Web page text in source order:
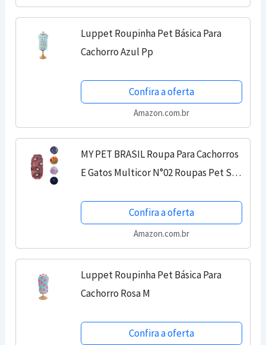
Luppet Roupinha Pet Básica Para
Cachorro Azul Pp
Confira a oferta
Amazon.com.br
MY PET BRASIL Roupa Para Cachorros
E Gatos Multicor N°02 Roupas Pet Soft
Confortável E Quente
Confira a oferta
Amazon.com.br
Luppet Roupinha Pet Básica Para
Cachorro Rosa M
Confira a oferta